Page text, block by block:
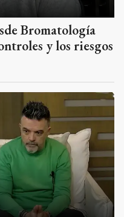
Bromatología
y los riesgos